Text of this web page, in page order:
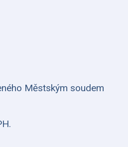
Městským soudem